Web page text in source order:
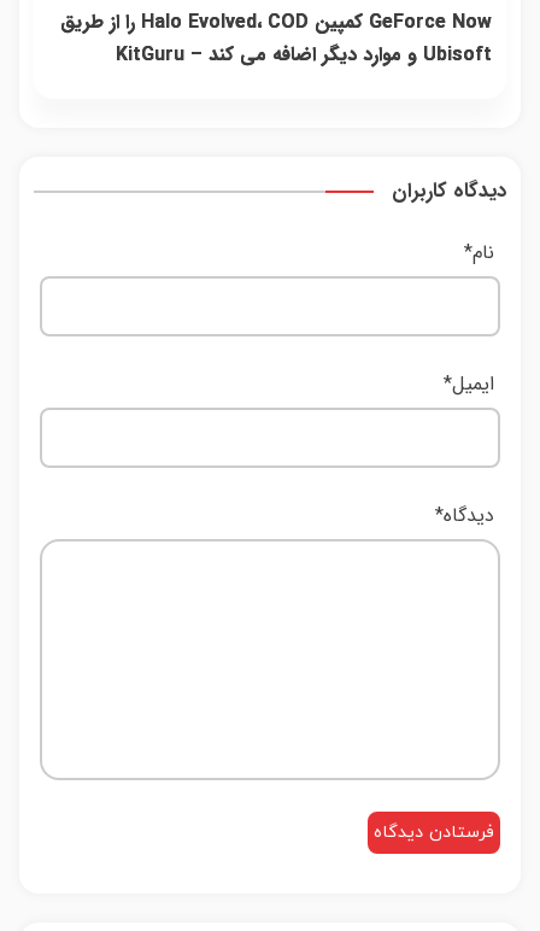
GeForce Now کمپین Halo Evolved، COD را از طریق
Ubisoft و موارد دیگر اضافه می کند – KitGuru
دیدگاه کاربران
دیدگاه*
نام*
ایمیل*